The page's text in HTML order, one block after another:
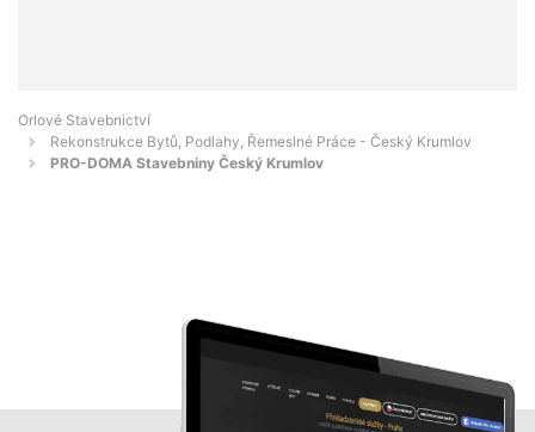
Orlové Stavebnictví
Rekonstrukce Bytů, Podlahy, Řemeslné Práce - Český Krumlov
PRO-DOMA Stavebniny Český Krumlov